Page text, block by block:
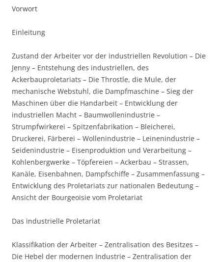
Vorwort
Einleitung
Zustand der Arbeiter vor der industriellen Revolution – Die
Jenny – Entstehung des industriellen, des
Ackerbauproletariats – Die Throstle, die Mule, der
mechanische Webstuhl, die Dampfmaschine – Sieg der
Maschinen über die Handarbeit – Entwicklung der
industriellen Macht – Baumwollenindustrie –
Strumpfwirkerei – Spitzenfabrikation – Bleicherei,
Druckerei, Färberei – Wollenindustrie – Leinenindustrie –
Seidenindustrie – Eisenproduktion und Verarbeitung –
Kohlenbergwerke – Töpfereien – Ackerbau – Strassen,
Kanäle, Eisenbahnen, Dampfschiffe – Zusammenfassung –
Entwicklung des Proletariats zur nationalen Bedeutung –
Ansicht der Bourgeoisie vom Proletariat
Das industrielle Proletariat
Klassifikation der Arbeiter – Zentralisation des Besitzes –
Die Hebel der modernen Industrie – Zentralisation der